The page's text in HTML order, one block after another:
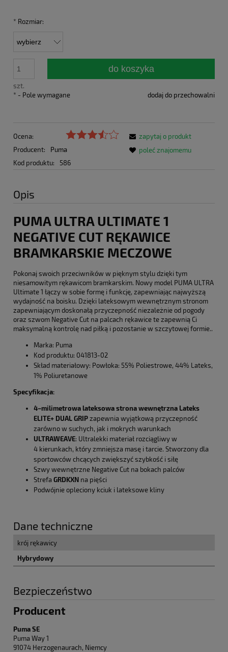
* Rozmiar:
szt.
do koszyka
dodaj do przechowalni
* - Pole wymagane
Ocena:
Producent:
Puma
Kod produktu:
586
zapytaj o produkt
poleć znajomemu
Opis
PUMA ULTRA ULTIMATE 1
NEGATIVE CUT RĘKAWICE
BRAMKARSKIE MECZOWE
Pokonaj swoich przeciwników w pięknym stylu dzięki tym
niesamowitym rękawicom bramkarskim. Nowy model PUMA ULTRA
Ultimate 1 łączy w sobie formę i funkcję, zapewniając najwyższą
wydajność na boisku. Dzięki lateksowym wewnętrznym stronom
zapewniającym doskonałą przyczepność niezależnie od pogody
oraz szwom Negative Cut na palcach rękawice te zapewnią Ci
maksymalną kontrolę nad piłką i pozostanie w szczytowej formie..
Marka: Puma
Kod produktu: 041813-02
Skład materiałowy: Powłoka: 55% Poliestrowe, 44% Lateks,
1% Poliuretanowe
Specyfikacja:
4–milimetrowa lateksowa strona wewnętrzna Lateks
ELITE+ DUAL GRIP zapewnia wyjątkową przyczepność
zarówno w suchych, jak i mokrych warunkach
ULTRAWEAVE: Ultralekki materiał rozciągliwy w
4 kierunkach, który zmniejsza masę i tarcie. Stworzony dla
sportowców chcących zwiększyć szybkość i siłę
Szwy wewnętrzne Negative Cut na bokach palców
Strefa GRDKXN na pięści
Podwójnie opleciony kciuk i lateksowe kliny
Dane techniczne
krój rękawicy
Hybrydowy
Bezpieczeństwo
Producent
Puma SE
Puma Way 1
91074 Herzogenaurach, Niemcy